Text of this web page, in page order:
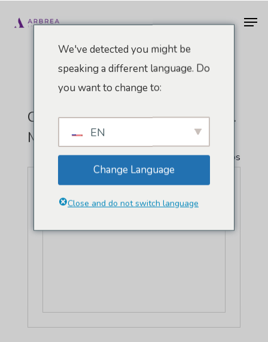
para
Centro De Convenções Ernest N.
Morial De Nova Orleans
" Todos Eventos
Endereço
900 Convention Center Blvd
Nova Orleans, LA 70130 Estados Unidos
We've detected you might be
speaking a different language. Do
you want to change to:
EN
Change Language
Close and do not switch language